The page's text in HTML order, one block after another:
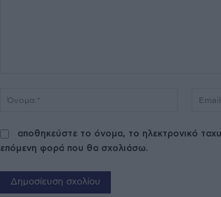
αποθηκεύστε το όνομα, το ηλεκτρονικό
επόμενη φορά που θα σχολιάσω.